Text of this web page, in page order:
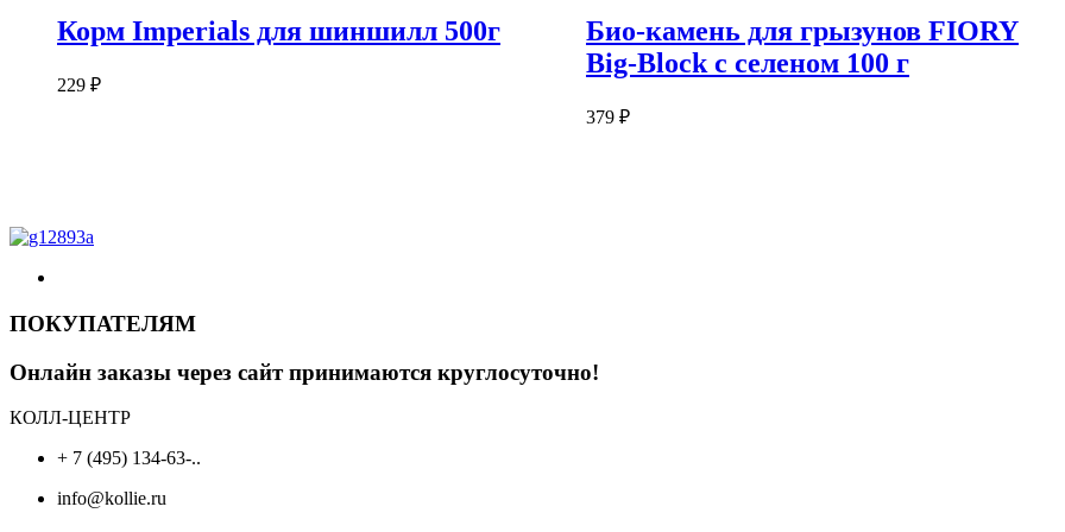
Корм Imperials для шиншилл 500г
229 ₽
Био-камень для грызунов FIORY
Big-Block с селеном 100 г
379 ₽
ПОКУПАТЕЛЯМ
Онлайн заказы через сайт принимаются круглосуточно!
КОЛЛ-ЦЕНТР
+ 7 (495) 134-63-..
info@kollie.ru